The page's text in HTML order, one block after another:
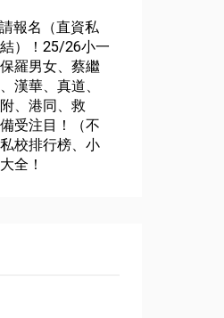
報名（直資私
）！25/26小一
羅男女、蔡繼
漢華、真道、
、港同、救
受注目！（不
校排行榜、小
全！